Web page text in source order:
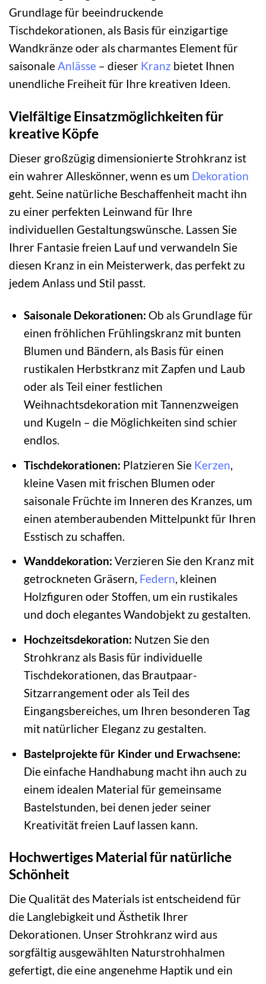
Grundlage für beeindruckende
Tischdekorationen, als Basis für einzigartige
Wandkränze oder als charmantes Element für
saisonaleAnlässe – dieser Kranz bietet Ihnen
unendliche Freiheit für Ihre kreativen Ideen.
Vielfältige Einsatzmöglichkeiten für
kreative Köpfe
Dieser großzügig dimensionierte Strohkranz ist
ein wahrer Alleskönner, wenn es um Dekoration
geht. Seine natürliche Beschaffenheit macht ihn
zu einer perfekten Leinwand für Ihre
individuellen Gestaltungswünsche. Lassen Sie
Ihrer Fantasie freien Lauf und verwandeln Sie
diesen Kranz in ein Meisterwerk, das perfekt zu
jedem Anlass und Stil passt.
Saisonale Dekorationen: Ob als Grundlage für
einen fröhlichen Frühlingskranz mit bunten
Blumen und Bändern, als Basis für einen
rustikalen Herbstkranz mit Zapfen und Laub
oder als Teil einer festlichen
Weihnachtsdekoration mit Tannenzweigen
und Kugeln – die Möglichkeiten sind schier
endlos.
Tischdekorationen: Platzieren Sie Kerzen,
kleine Vasen mit frischen Blumen oder
saisonale Früchte im Inneren des Kranzes, um
einen atemberaubenden Mittelpunkt für Ihren
Esstisch zu schaffen.
Wanddekoration: Verzieren Sie den Kranz mit
getrockneten Gräsern, Federn, kleinen
Holzfiguren oder Stoffen, um ein rustikales
und doch elegantes Wandobjekt zu gestalten.
Hochzeitsdekoration: Nutzen Sie den
Strohkranz als Basis für individuelle
Tischdekorationen, das Brautpaar-
Sitzarrangement oder als Teil des
Eingangsbereiches, um Ihren besonderen Tag
mit natürlicher Eleganz zu gestalten.
Bastelprojekte für Kinder und Erwachsene:
Die einfache Handhabung macht ihn auch zu
einem idealen Material für gemeinsame
Bastelstunden, bei denen jeder seiner
Kreativität freien Lauf lassen kann.
Hochwertiges Material für natürliche
Schönheit
Die Qualität des Materials ist entscheidend für
die Langlebigkeit und Ästhetik Ihrer
Dekorationen. Unser Strohkranz wird aus
sorgfältig ausgewählten Naturstrohhalmen
gefertigt, die eine angenehme Haptik und ein